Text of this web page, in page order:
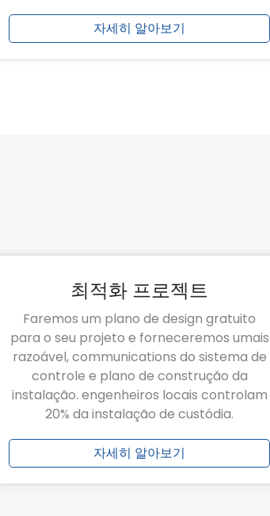
자세히 알아보기
최적화 프로젝트
Faremos um plano de design gratuito
para o seu projeto e forneceremos umais
razoável, communications do sistema de
controle e plano de construção da
instalação. engenheiros locais controlam
20% da instalação de custódia.
자세히 알아보기